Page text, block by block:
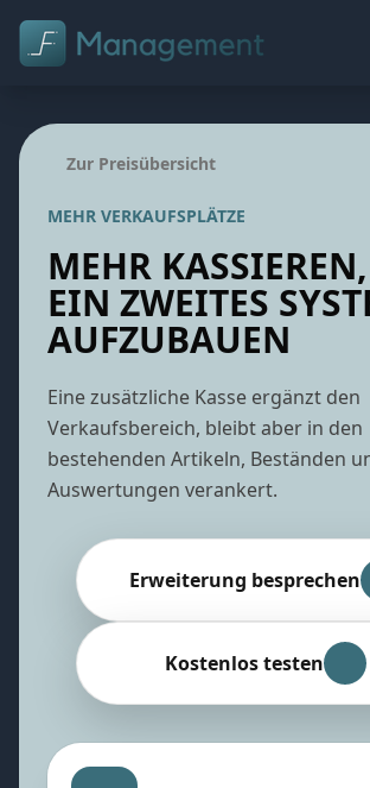
HARDWARE
PREISE
Jetzt testen
Anmelden
Zur Preisübersicht
MEHR VERKAUFSPLÄTZE
MEHR
EIN ZWEITES
AUFZUBAUEN
Eine zusätzliche Kasse ergänzt den
Verkaufsbereich, bleibt aber in den
bestehenden Artikeln, Beständen
Auswertungen verankert.
Erweiterung besprechen
Kostenlos testen